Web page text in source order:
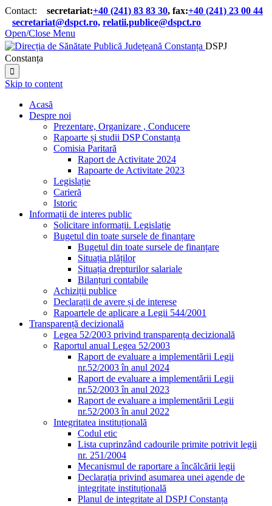
Contact: secretariat:+40 (241) 83 83 30, fax:+40 (241) 23 00 44
secretariat@dspct.ro, relatii.publice@dspct.ro
Open/Close Menu
DSPJ
Constanța

Skip to content
Acasă
Despre noi
Prezentare, Organizare , Conducere
Rapoarte și studii DSP Constanța
Comisia Paritară
Raport de Activitate 2024
Rapoarte de Activitate 2023
Legislație
Carieră
Istoric
Informații de interes public
Solicitare informații. Legislație
Bugetul din toate sursele de finanțare
Bugetul din toate sursele de finanțare
Situația plăților
Situația drepturilor salariale
Bilanțuri contabile
Achiziții publice
Declarații de avere și de interese
Rapoartele de aplicare a Legii 544/2001
Transparență decizională
Legea 52/2003 privind transparența decizională
Raportul anual Legea 52/2003
Raport de evaluare a implementării Legii
nr.52/2003 în anul 2024
Raport de evaluare a implementării Legii
nr.52/2003 în anul 2023
Raport de evaluare a implementării Legii
nr.52/2003 în anul 2022
Integritatea instituțională
Codul etic
Lista cuprinzând cadourile primite potrivit legii
nr. 251/2004
Mecanismul de raportare a încălcării legii
Declarația privind asumarea unei agende de
integritate instituțională
Planul de integritate al DSPJ Constanța